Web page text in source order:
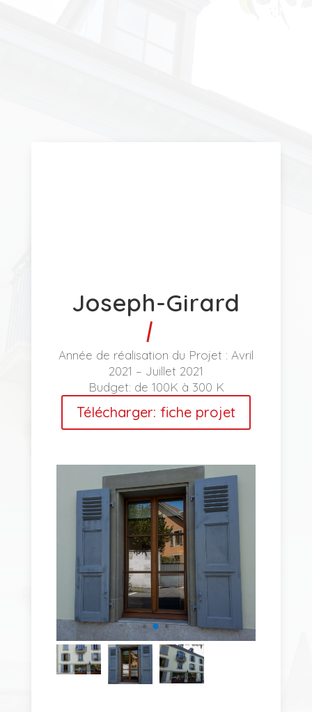
Joseph-Girard
Année de réalisation du Projet : Avril
2021 – Juillet 2021
Budget: de 100K à 300 K
Télécharger: fiche projet